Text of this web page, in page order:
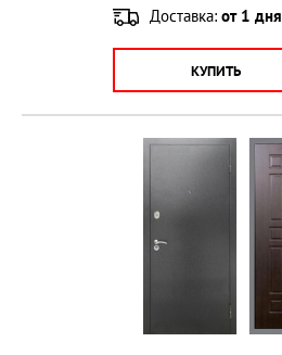
Доставка: от 1 дня
КУПИТЬ